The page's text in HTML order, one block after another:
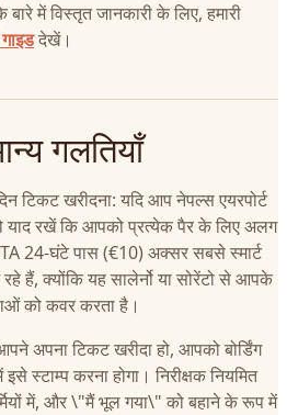
में विस्तृत जानकारी के लिए, हमारी
देखें।
गलतियाँ
टिकट खरीदना: यदि आप नेपल्स एयरपोर्ट
याद रखें कि आपको प्रत्येक पैर के लिए अलग
24-घंटे पास (€10) अक्सर सबसे स्मार्ट
हैं, क्योंकि यह सालेर्नो या सोरेंटो से आपके
को कवर करता है।
अपना टिकट खरीदा हो, आपको बोर्डिंग
स्टाम्प करना होगा। निरीक्षक नियमित
में, और \"मैं भूल गया\" को बहाने के रूप में